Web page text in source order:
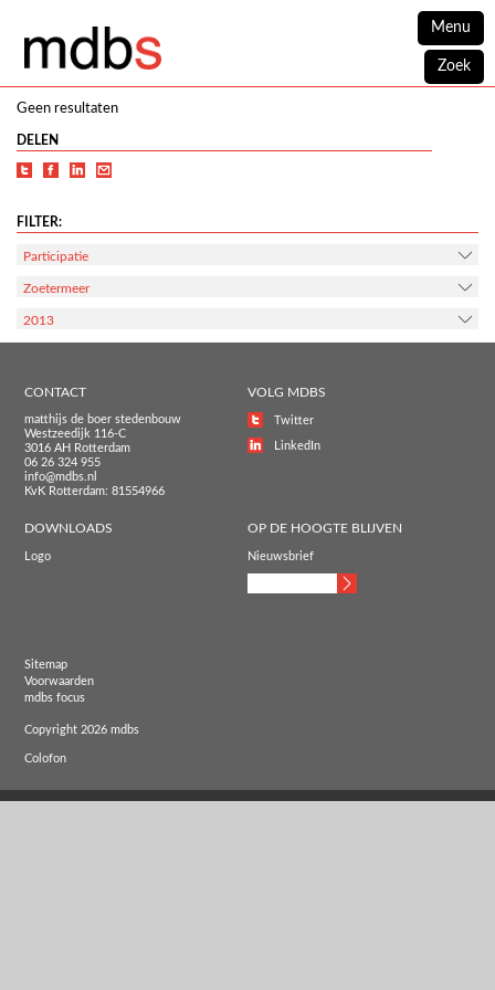
Menu
Zoek
Geen resultaten
DELEN
FILTER:
Participatie
Zoetermeer
2013
CONTACT
matthijs de boer stedenbouw
Westzeedijk 116-C
3016 AH Rotterdam
06 26 324 955
info@mdbs.nl
KvK Rotterdam: 81554966
VOLG MDBS
Twitter
LinkedIn
DOWNLOADS
Logo
OP DE HOOGTE BLIJVEN
Nieuwsbrief
Sitemap
Voorwaarden
mdbs focus
Copyright 2026 mdbs
Colofon